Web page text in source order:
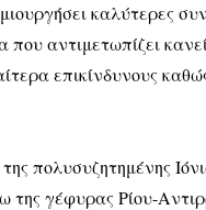
καλύτερες
αντιμετωπίζει
επικίνδυνους
πολυσυζητημένης
γέφυρας Ρίου-